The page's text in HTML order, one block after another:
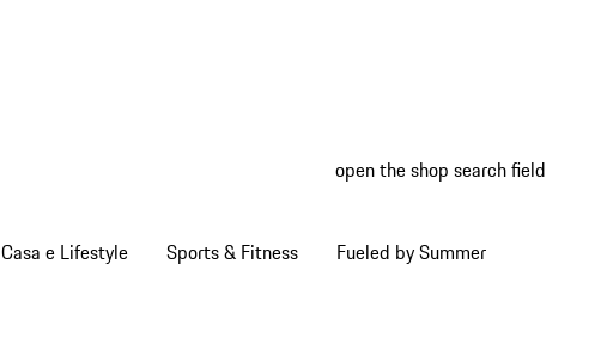
open the shop search field
Casa e Lifestyle Sports & Fitness Fueled by Summer